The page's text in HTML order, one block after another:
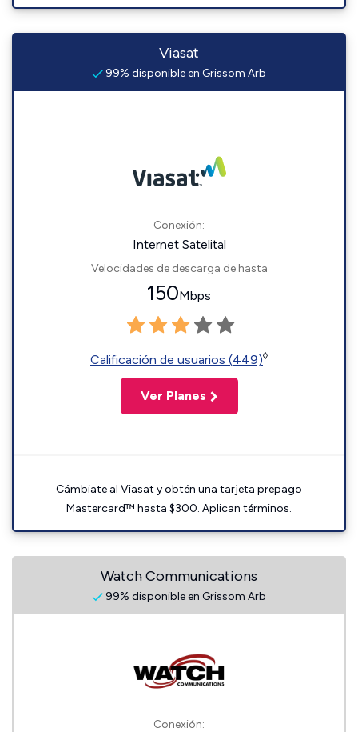
Viasat
99% disponible en Grissom Arb
Conexión:
Internet Satelital
Velocidades de descarga de hasta
150Mbps
Calificación de usuarios (449)◊
Ver Planes
Cámbiate al Viasat y obtén una tarjeta prepago
Mastercard™ hasta $300. Aplican términos.
Watch Communications
99% disponible en Grissom Arb
Conexión: